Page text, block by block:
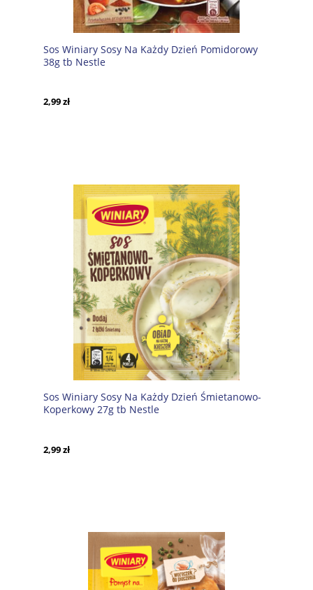
Sos Winiary Sosy Na Każdy Dzień Pomidorowy
38g tb Nestle
2,99 zł
Sos Winiary Sosy Na Każdy Dzień Śmietanowo-
Koperkowy 27g tb Nestle
2,99 zł